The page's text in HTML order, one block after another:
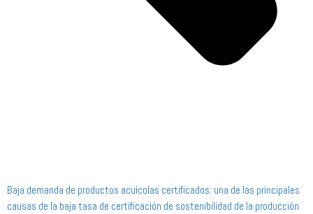
Baja demanda de productos acuícolas certificados: una de las principales
causas de la baja tasa de certificación de sostenibilidad de la producción